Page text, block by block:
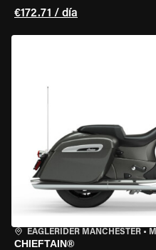
€172.71 / día
EAGLERIDER MANCHESTER •
CHIEFTAIN®